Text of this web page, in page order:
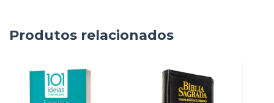
Produtos relacionados